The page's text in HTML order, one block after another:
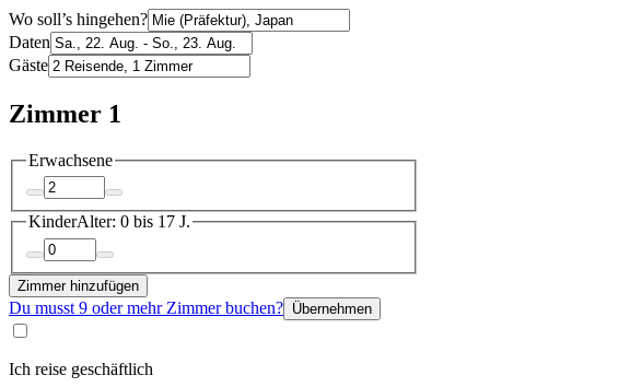
Wo soll’s hingehen?
Daten
Gäste
Zimmer 1
Erwachsene
KinderAlter: 0 bis 17 J.
Zimmer hinzufügen
Du musst 9 oder mehr Zimmer buchen? Übernehmen
Ich reise geschäftlich